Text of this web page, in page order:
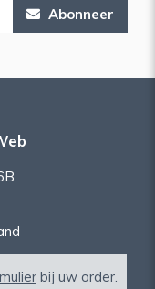
Abonneer
bij uw order.